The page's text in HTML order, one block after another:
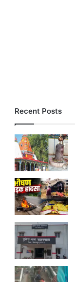
Recent Posts